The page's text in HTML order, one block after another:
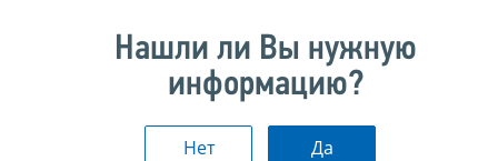
Нашли ли Вы нужную
информацию?
Нет Да